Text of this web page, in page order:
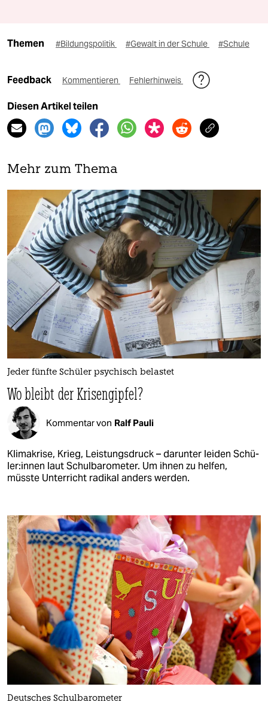
Themen #Bildungspolitik #Gewalt in der Schule #Schule
Feedback Kommentieren Fehlerhinweis
Diesen Artikel teilen
Mehr zum Thema
Jeder fünfte Schüler psychisch belastet
Wo bleibt der Krisengipfel?
Kommentar von Ralf Pauli
Klimakrise, Krieg, Leistungsdruck – darunter leiden Schü­
le­r:in­nen laut Schulbarometer. Um ihnen zu helfen,
müsste Unterricht radikal anders werden.
Deutsches Schulbarometer